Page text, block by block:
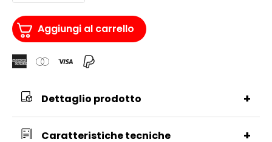
Fima
Mast
con
Deviatore
Esterno
Aggiungi al carrello
Dettaglio prodotto +
Caratteristiche tecniche +